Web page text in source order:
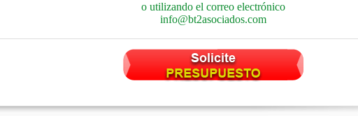
o utilizando el correo electrónico
info@bt2asociados.com